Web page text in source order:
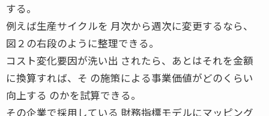
する。
例えば生産サイクルを 月次から週次に変更するなら、
図２の右段のように整理できる。
コスト変化要因が洗い出 されたら、あとはそれを金額
に換算すれば、そ の施策による事業価値がどのくらい
向上する のかを試算できる。
その企業で採用している 財務指標モデルにマッピング